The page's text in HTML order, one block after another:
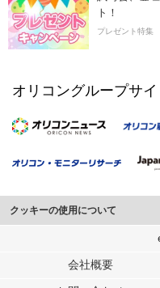
ト！
プレゼント特集
オリコングループサイ
クッキーの使用について
このサイトでは Cookie を使用し
行っています。会社概要